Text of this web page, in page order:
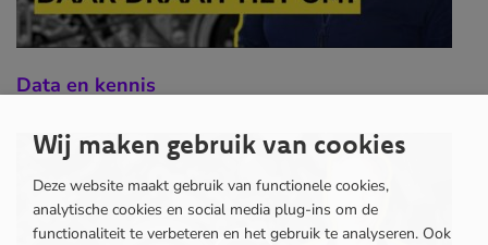
Data en kennis
Wij maken gebruik van cookies
Deze website maakt gebruik van functionele cookies,
analytische cookies en social media plug-ins om de
functionaliteit te verbeteren en het gebruik te analyseren. Ook